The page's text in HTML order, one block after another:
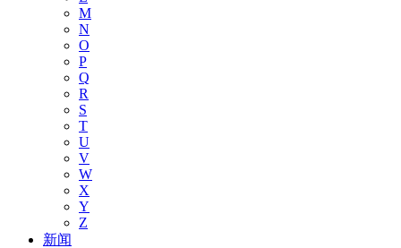
M
N
O
P
Q
R
S
T
U
V
W
X
Y
Z
新闻